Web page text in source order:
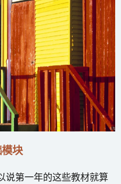
块
说第一年的这些教材就算